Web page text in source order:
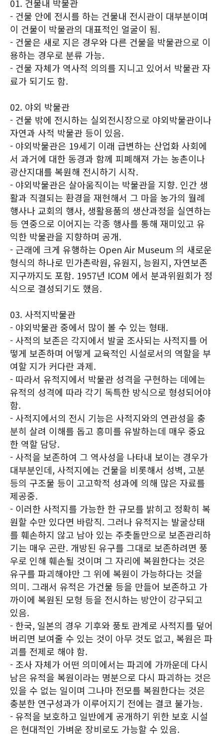
01. 건물내 박물관
- 건물 안에 전시를 하는 건물내 전시관이 대부분이며
이 건물이 박물관의 대표적인 얼굴이 됨.
- 건물은 새로 지은 경우와 다른 건물을 박물관으로 이
용하는 경우로 분류 가능.
- 건물 자체가 역사적 의의를 지니고 있어서 박물관 자
료가 되기도 함.
02. 야외 박물관
- 건물 밖에 전시하는 실외전시장으로 야외박물관이나
자연과 사적 박물관 등이 있음.
- 야외박물관은 19세기 이래 급변하는 산업화 사회에
서 과거에 대한 동경과 함께 피폐해져 가는 농촌이나
광산지대를 복원해 전시하기 시작.
- 야외박물관은 살아움직이는 박물관을 지향. 인간 생
활과 직결되는 환경을 재현해서 그 마을 농가의 월례
행사나 교회의 행사, 생활용품의 생산과정을 실연하는
등 연중으로 이어지는 각종 행사를 통해 재미있고 유
익한 박물관을 지향하며 공개.
- 근래에 크게 유행하는 Open Air Museum 의 새로운
형식의 하나로 민가촌락원, 유원지, 능원지, 자연보존
지구까지도 포함. 1957년 ICOM 에서 분과위원회가 정
식으로 결성되기도 했음.
03. 사적지박물관
- 야외박물관 중에서 많이 볼 수 있는 형태.
- 사적의 보존은 각지에서 발굴 조사되는 사적지를 어
떻게 보존하며 어떻게 교육적인 시설로서의 역할을 부
여할 지가 커다란 과제.
- 따라서 유적지에서 박물관 성격을 구현하는 데에는
유적의 성격에 따라 각기 독특한 방식으로 형성되어야
함.
- 사적지에서의 전시 기능은 사적지와의 연관성을 충
분히 살려 이해를 돕고 흥미를 유발하는데 매우 중요
한 역할 담당.
- 사적을 보존하여 그 역사성을 나타내 보이는 경우가
대부분인데, 사적지에는 건물을 비롯해서 성벽, 고분
등의 구조물 등이 고고학적 성과에 의해 많은 자료를
제공중.
- 이러한 사적지를 가능한 한 규모를 밝히고 정확히 복
원할 수만 있다면 바람직. 그러나 유적지는 발굴상태
를 훼손하지 않고 남아 있는 주춧돌만으로 보존관리하
기는 매우 곤란. 개방된 유구를 그대로 보존하려면 풍
우로 인해 훼손될 것이며 그 자리에 복원한다는 것은
유구를 파괴해야만 그 위에 복원이 가능하다는 것을
의미. 그래서 유적은 가건물 등을 만들어 보존하고 가
까이에 복원된 모형 등을 전시하는 방안이 강구되고
있음.
- 한국, 일본의 경우 기후와 풍토 관계로 사적지를 덮어
버리면 보여줄 수 있는 것이 아무 것도 없고, 복원은 파
괴를 전제로 해야 함.
- 조사 자체가 어떤 의미에서는 파괴에 가까운데 다시
남은 유적을 복원이라는 명분으로 다시 파괴하는 것은
있을 수 없는 일이며 그나마 전모를 복원한다는 것은
충분한 연구성과가 이루어지기 전에는 결코 불가능.
- 유적을 보호하고 일반에게 공개하기 위한 보호 시설
은 현대적인 가벼운 장비로도 가능할 수 있음.